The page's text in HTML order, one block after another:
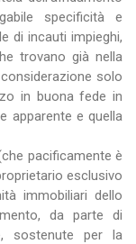
specificità e
di incauti impieghi,
trovano già nella
solo
in buona fede in
apparente e quella
pacificamente è
esclusivo
immobiliari dello
da parte di
sostenute per la